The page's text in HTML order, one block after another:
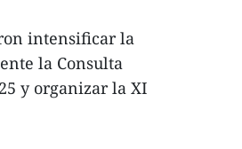
intensificar la
la Consulta
y organizar la XI